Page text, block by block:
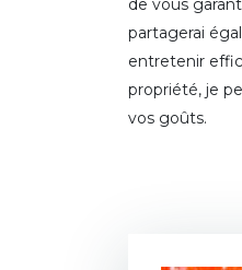
de vous
partagerai
entretenir
propriété, je
vos goûts.